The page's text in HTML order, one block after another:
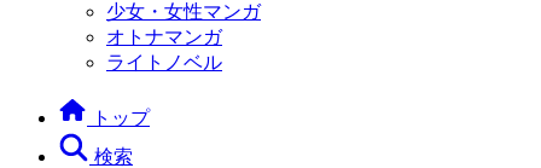
少女・女性マンガ
オトナマンガ
ライトノベル
トップ
検索